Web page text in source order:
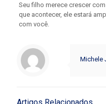
Seu filho merece crescer
que acontecer, ele estará
com você.
Michele